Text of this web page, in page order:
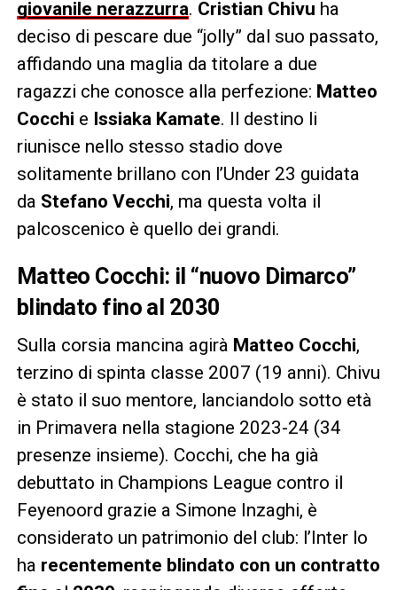
giovanile nerazzurra. Cristian Chivu ha
deciso di pescare due “jolly” dal suo passato,
affidando una maglia da titolare a due
ragazzi che conosce alla perfezione: Matteo
Cocchi e Issiaka Kamate. Il destino li
riunisce nello stesso stadio dove
solitamente brillano con l’Under 23 guidata
da Stefano Vecchi, ma questa volta il
palcoscenico è quello dei grandi.
Matteo Cocchi: il “nuovo Dimarco”
blindato fino al 2030
Sulla corsia mancina agirà Matteo Cocchi,
terzino di spinta classe 2007 (19 anni). Chivu
è stato il suo mentore, lanciandolo sotto età
in Primavera nella stagione 2023-24 (34
presenze insieme). Cocchi, che ha già
debuttato in Champions League contro il
Feyenoord grazie a Simone Inzaghi, è
considerato un patrimonio del club: l’Inter lo
ha recentemente blindato con un contratto